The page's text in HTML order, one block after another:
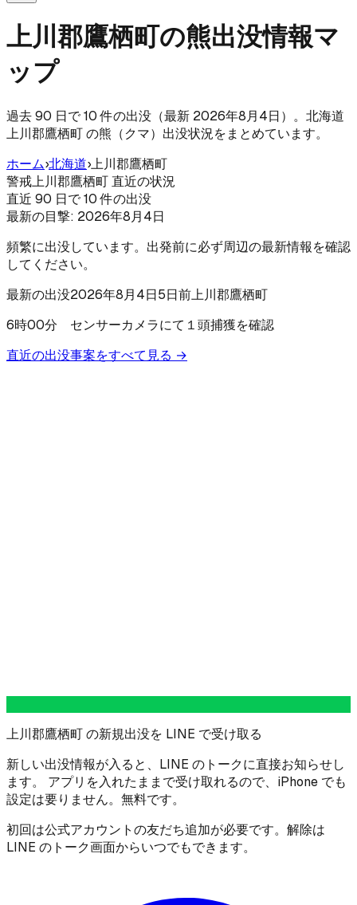
上川郡鷹栖町の熊出没情報マ
ップ
過去 90 日で 10 件の出没（最新 2026年8月4日）。北海道
上川郡鷹栖町 の熊（クマ）出没状況をまとめています。
ホーム›北海道›上川郡鷹栖町
警戒上川郡鷹栖町 直近の状況
直近 90 日で 10 件の出没
最新の目撃: 2026年8月4日
頻繁に出没しています。出発前に必ず周辺の最新情報を確認
してください。
最新の出没2026年8月4日5日前上川郡鷹栖町
6時00分 センサーカメラにて１頭捕獲を確認
直近の出没事案をすべて見る →
上川郡鷹栖町 の新規出没を LINE で受け取る
新しい出没情報が入ると、LINE のトークに直接お知らせし
ます。 アプリを入れたままで受け取れるので、iPhone でも
設定は要りません。無料です。
初回は公式アカウントの友だち追加が必要です。解除は
LINE のトーク画面からいつでもできます。